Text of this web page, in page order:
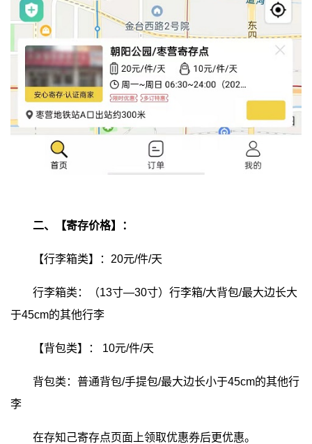
二、【寄存价格】：
【行李箱类】：20元/件/天
行李箱类：（13寸—30寸）行李箱/大背包/最大边长大
于45cm的其他行李
【背包类】： 10元/件/天
背包类：普通背包/手提包/最大边长小于45cm的其他行
李
在存知己寄存点页面上领取优惠券后更优惠。